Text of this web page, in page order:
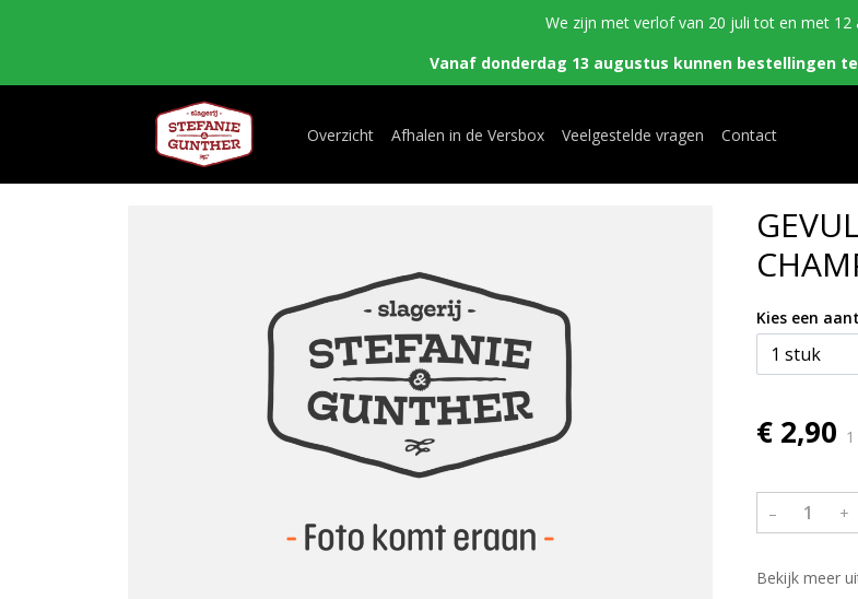
We zijn met verlof van 20 juli tot en met 12
Vanaf donderdag 13 augustus kunnen bestellingen
Overzicht Afhalen in de Versbox Veelgestelde vragen Contact
Kies een
€ 2,90
– +
Bekijk meer